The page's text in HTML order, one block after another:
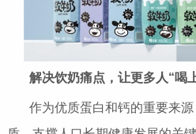
解决饮奶痛点 ， 让更多人“喝
作为优质蛋白和钙的重要来